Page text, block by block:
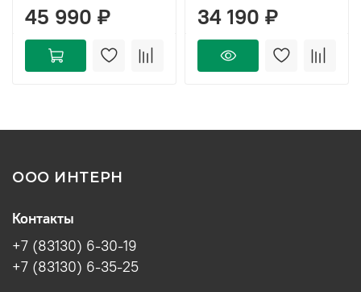
45 990 ₽ 34 190 ₽
ООО ИНТЕРН
Контакты
+7 (83130) 6-30-19
+7 (83130) 6-35-25